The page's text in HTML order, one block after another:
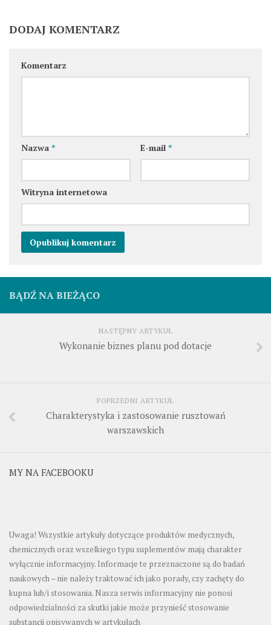
DODAJ KOMENTARZ
Komentarz
Nazwa * E-mail *
Witryna internetowa
BĄDŹ NA BIEŻĄCO
NASTĘPNY ARTYKUŁ
Wykonanie biznes planu pod dotacje
POPRZEDNI ARTYKUŁ
Charakterystyka i zastosowanie rusztowań
warszawskich
MY NA FACEBOOKU
Uwaga! Wszystkie artykuły dotyczące produktów medycznych,
chemicznych oraz wszelkiego typu suplementów mają charakter
wyłącznie informacyjny. Informacje te przeznaczone są do badań
naukowych – nie należy traktować ich jako porady, czy zachęty do
kupna lub/i stosowania. Nasza serwis informacyjny nie ponosi
odpowiedzialności za skutki jakie może przynieść stosowanie
substancji opisywanych w artykułach